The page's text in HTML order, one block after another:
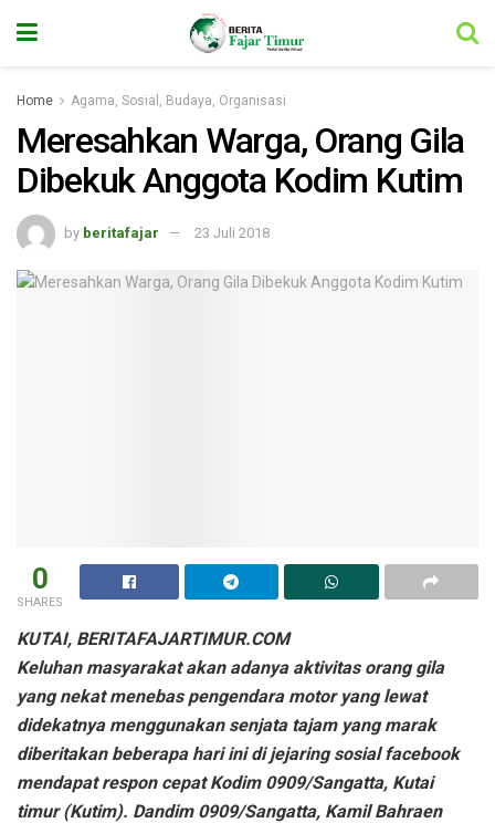
Home Agama, Sosial, Budaya, Organisasi
Meresahkan Warga, Orang Gila
Dibekuk Anggota Kodim Kutim
by beritafajar 23 Juli 2018
0
SHARES
KUTAI, BERITAFAJARTIMUR.COM
Keluhan masyarakat akan adanya aktivitas orang gila
yang nekat menebas pengendara motor yang lewat
didekatnya menggunakan senjata tajam yang marak
diberitakan beberapa hari ini di jejaring sosial facebook
mendapat respon cepat Kodim 0909/Sangatta, Kutai
timur (Kutim). Dandim 0909/Sangatta, Kamil Bahraen